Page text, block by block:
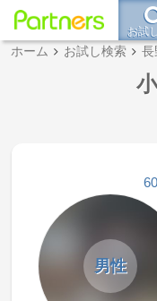
お試
ホーム お試し検索 長
男性